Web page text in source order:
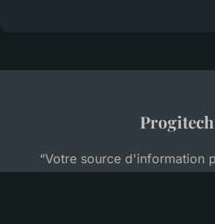
Progitech
“Votre source d'information